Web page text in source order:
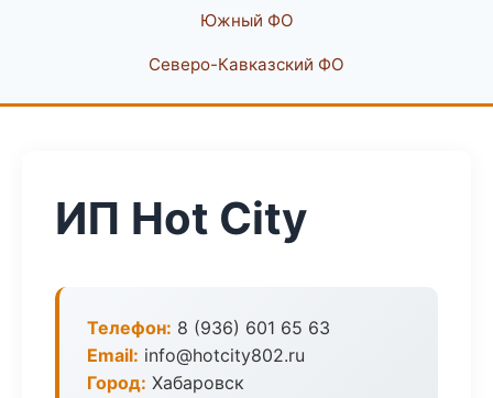
Южный ФО
Северо-Кавказский ФО
ИП Hot City
Телефон: 8 (936) 601 65 63
Email: info@hotcity802.ru
Город: Хабаровск